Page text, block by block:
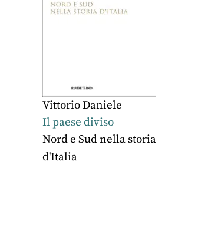
Vittorio Daniele
Il paese diviso
Nord e Sud nella storia
d'Italia